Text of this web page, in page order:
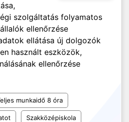
szolgáltatás folyamatos
ellenőrzése
ellátása új dolgozók
használt eszközök,
ellenőrzése
munkaidő 8 óra
Szakközépiskola